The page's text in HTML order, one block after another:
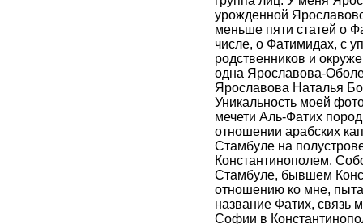
урожденной
меньше пяти статей о
числе, о Фатимидах, с
родственников и
одна Ярославова-
Ярославова Наталья
Уникальность моей
мечети Аль-Фатих
отношении арабских
Стамбуле на
Константинополем.
Стамбуле, бывшем
отношению ко мне,
название Фатих, связь
Софии в